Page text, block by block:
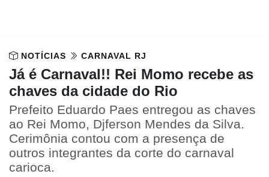
NOTÍCIAS CARNAVAL RJ
Já é Carnaval!! Rei Momo recebe as
chaves da cidade do Rio
Prefeito Eduardo Paes entregou as chaves
ao Rei Momo, Djferson Mendes da Silva.
Cerimônia contou com a presença de
outros integrantes da corte do carnaval
carioca.